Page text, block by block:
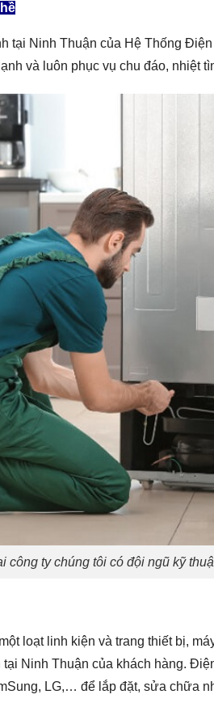
tại Ninh Thuận của Hệ Thống
và luôn phục vụ chu đáo, nhiệt
công ty chúng tôi có đội ngũ kỹ
loạt linh kiện và trang thiết bị,
Ninh Thuận của khách hàng.
LG,… để lắp đặt, sửa chữa